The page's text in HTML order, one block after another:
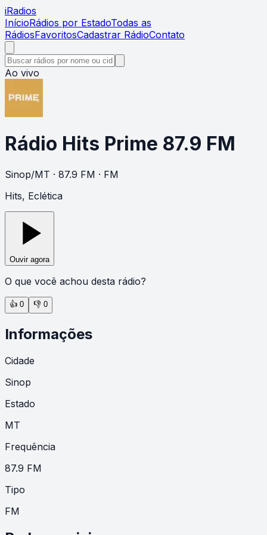
iRadios
InícioRádios por EstadoTodas as
RádiosFavoritosCadastrar RádioContato
Ao vivo
Rádio Hits Prime 87.9 FM
Sinop/MT · 87.9 FM · FM
Hits, Eclética
Ouvir agora
O que você achou desta rádio?
👍 0 👎 0
Informações
Cidade
Sinop
Estado
MT
Frequência
87.9 FM
Tipo
FM